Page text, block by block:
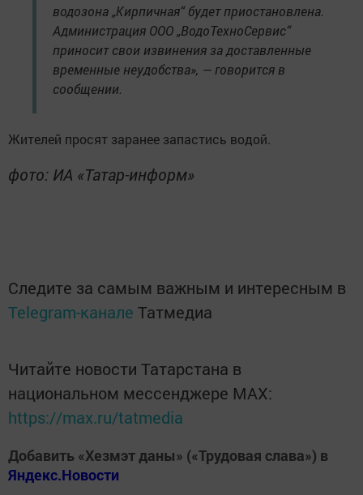
водозона „Кирпичная“ будет приостановлена.
Администрация ООО „ВодоТехноСервис“
приносит свои извинения за доставленные
временные неудобства», — говорится в
сообщении.
Жителей просят заранее запастись водой.
фото: ИА «Татар-информ»
Следите за самым важным и интересным в
Telegram-канале Татмедиа
Читайте новости Татарстана в
национальном мессенджере MАХ:
https://max.ru/tatmedia
Добавить «Хезмэт даны» («Трудовая слава») в
Яндекс.Новости